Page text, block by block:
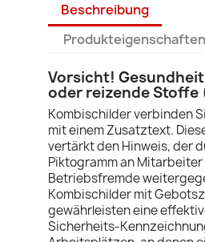
Beschreibung
Produkteigenschaften
Vorsicht!
oder reizende Stoffe
Kombischilder verbinden
mit einem Zusatztext.
vertärkt den Hinweis, der
Piktogramm an Mitarbeiter
Betriebsfremde
Kombischilder mit
gewährleisten eine
Sicherheits-